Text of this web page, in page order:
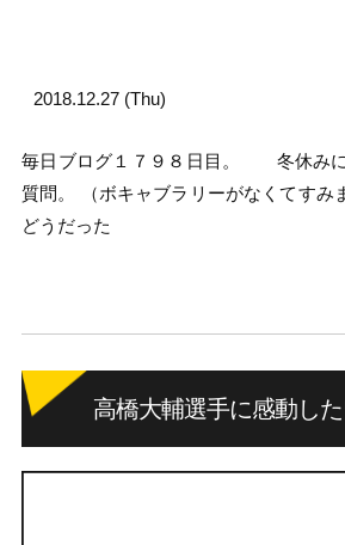
2018.12.27 (Thu)
毎日ブログ１７９８日目。 冬休み
質問。 （ボキャブラリーがなくてす
どうだった
高橋大輔選手に感動した